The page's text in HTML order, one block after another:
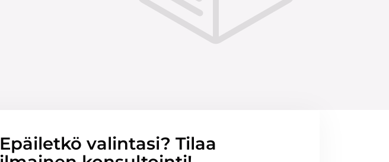
Epäiletkö valintasi? Tilaa